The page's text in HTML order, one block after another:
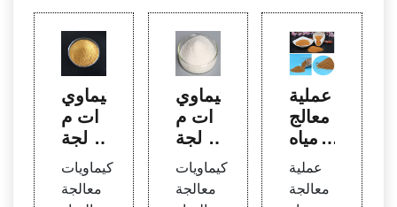
كيماوي
ات م
عالجة
المياه
في م
صر، م
كيماويات
معالجة
كيماوي
ات م
عالجة
مياه ال
صرف
الصح
كيماويات
معالجة
عملية
معالج
ة مياه
الصر
ف ال
صحي
عملية
معالجة